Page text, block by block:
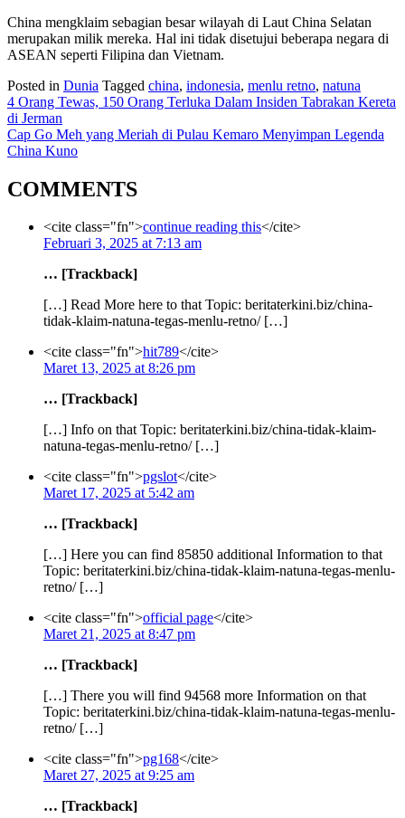
China mengklaim sebagian besar wilayah di Laut China Selatan
merupakan milik mereka. Hal ini tidak disetujui beberapa negara di
ASEAN seperti Filipina dan Vietnam.
Posted in Dunia Tagged china, indonesia, menlu retno, natuna
Navigasi
pos
4 Orang Tewas, 150 Orang Terluka Dalam Insiden Tabrakan Kereta
di Jerman
Cap Go Meh yang Meriah di Pulau Kemaro Menyimpan Legenda
China Kuno
COMMENTS
<cite class="fn">continue reading this</cite>
Februari 3, 2025 at 7:13 am
… [Trackback]
[…] Read More here to that Topic: beritaterkini.biz/china-
tidak-klaim-natuna-tegas-menlu-retno/ […]
<cite class="fn">hit789</cite>
Maret 13, 2025 at 8:26 pm
… [Trackback]
[…] Info on that Topic: beritaterkini.biz/china-tidak-klaim-
natuna-tegas-menlu-retno/ […]
<cite class="fn">pgslot</cite>
Maret 17, 2025 at 5:42 am
… [Trackback]
[…] Here you can find 85850 additional Information to that
Topic: beritaterkini.biz/china-tidak-klaim-natuna-tegas-menlu-
retno/ […]
<cite class="fn">official page</cite>
Maret 21, 2025 at 8:47 pm
… [Trackback]
[…] There you will find 94568 more Information on that
Topic: beritaterkini.biz/china-tidak-klaim-natuna-tegas-menlu-
retno/ […]
<cite class="fn">pg168</cite>
Maret 27, 2025 at 9:25 am
… [Trackback]